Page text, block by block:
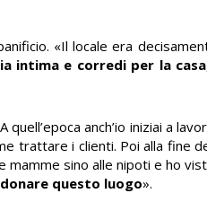
«Il locale era
intima e corredi per la casa
quell’epoca anch’io iniziai a
trattare i clienti. Poi alla fine
mamme sino alle nipotie ho
questo luogo».